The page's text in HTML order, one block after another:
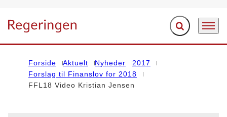
Gå til forsiden Fold søgefelt ud
Menu
Forside Aktuelt Nyheder
2017
Forslag til Finanslov for 2018
FFL18 Video Kristian Jensen